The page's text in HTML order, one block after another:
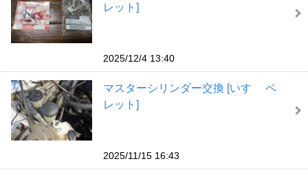
レット]
2025/12/4 13:40
マスターシリンダー交換 [いすゞ ベ
レット]
2025/11/15 16:43